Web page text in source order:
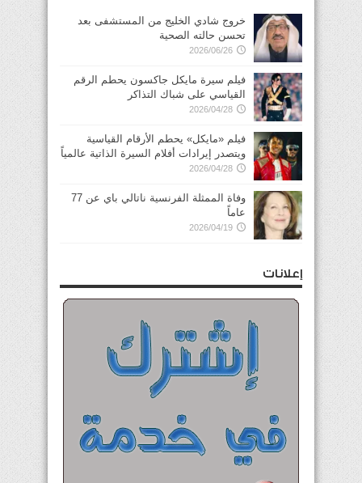
خروج شادي الخليج من المستشفى بعد
تحسن حالته الصحية
2026/06/26
فيلم سيرة مايكل جاكسون يحطم الرقم
القياسي على شباك التذاكر
2026/04/28
فيلم «مايكل» يحطم الأرقام القياسية
ويتصدر إيرادات أفلام السيرة الذاتية عالمياً
2026/04/28
وفاة الممثلة الفرنسية ناتالي باي عن 77
عاماً
2026/04/19
إعلانات